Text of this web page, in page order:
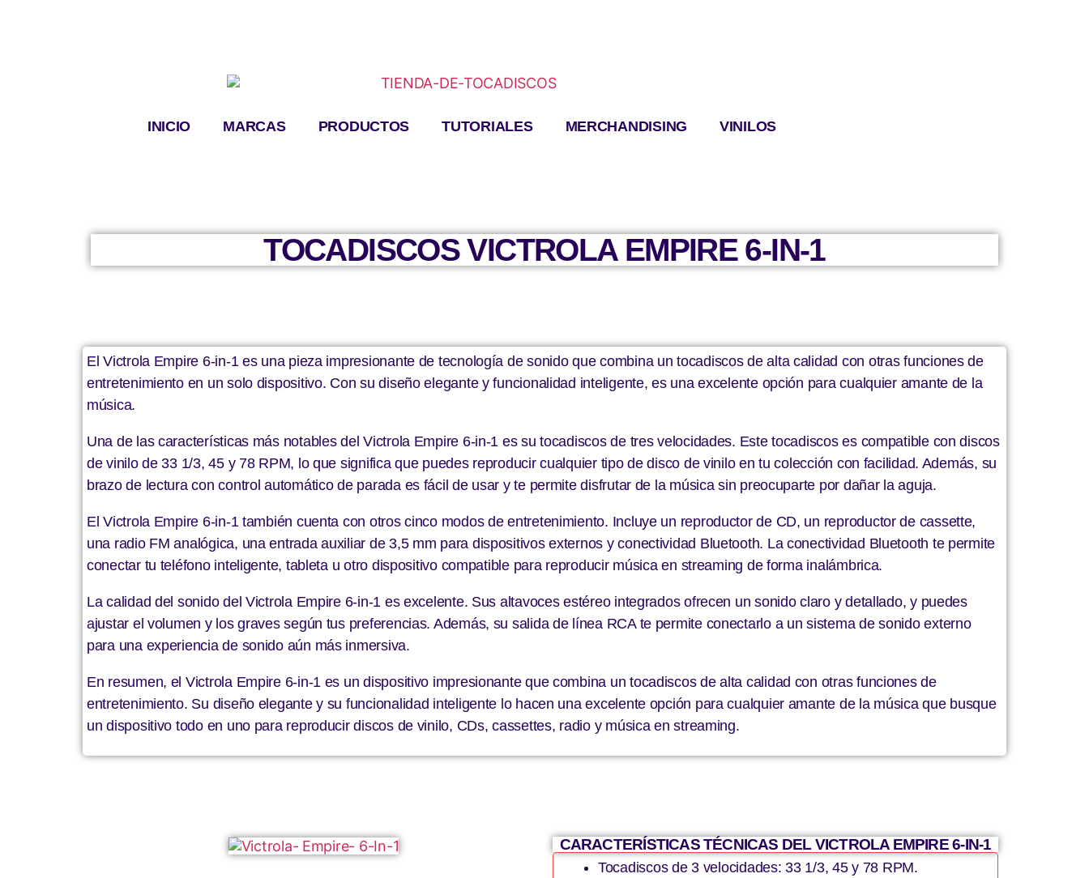
INICIO MARCAS PRODUCTOS TUTORIALES MERCHANDISING VINILOS
TOCADISCOS VICTROLA EMPIRE 6-IN-1
El Victrola Empire 6-in-1 es una pieza impresionante de tecnología de sonido que combina un tocadiscos de alta calidad con otras funciones de
entretenimiento en un solo dispositivo. Con su diseño elegante y funcionalidad inteligente, es una excelente opción para cualquier amante de la
música.
Una de las características más notables del Victrola Empire 6-in-1 es su tocadiscos de tres velocidades. Este tocadiscos es compatible con discos
de vinilo de 33 1/3, 45 y 78 RPM, lo que significa que puedes reproducir cualquier tipo de disco de vinilo en tu colección con facilidad. Además, su
brazo de lectura con control automático de parada es fácil de usar y te permite disfrutar de la música sin preocuparte por dañar la aguja.
El Victrola Empire 6-in-1 también cuenta con otros cinco modos de entretenimiento. Incluye un reproductor de CD, un reproductor de cassette,
una radio FM analógica, una entrada auxiliar de 3,5 mm para dispositivos externos y conectividad Bluetooth. La conectividad Bluetooth te permite
conectar tu teléfono inteligente, tableta u otro dispositivo compatible para reproducir música en streaming de forma inalámbrica.
La calidad del sonido del Victrola Empire 6-in-1 es excelente. Sus altavoces estéreo integrados ofrecen un sonido claro y detallado, y puedes
ajustar el volumen y los graves según tus preferencias. Además, su salida de línea RCA te permite conectarlo a un sistema de sonido externo
para una experiencia de sonido aún más inmersiva.
En resumen, el Victrola Empire 6-in-1 es un dispositivo impresionante que combina un tocadiscos de alta calidad con otras funciones de
entretenimiento. Su diseño elegante y su funcionalidad inteligente lo hacen una excelente opción para cualquier amante de la música que busque
un dispositivo todo en uno para reproducir discos de vinilo, CDs, cassettes, radio y música en streaming.
CARACTERÍSTICAS TÉCNICAS DEL VICTROLA EMPIRE 6-IN-1
Tocadiscos de 3 velocidades: 33 1/3, 45 y 78 RPM.